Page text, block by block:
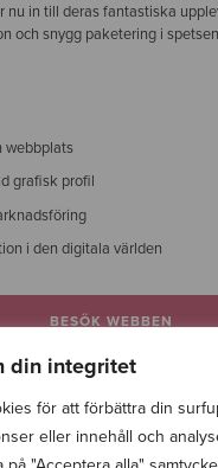
din integritet
för att förbättra din
eller innehåll och
nu in till deras fantastiska
och snygg paketering i
webbplats
grafisk profil
i den digitala världen
BESÖK WEBBEN
Intresserad?